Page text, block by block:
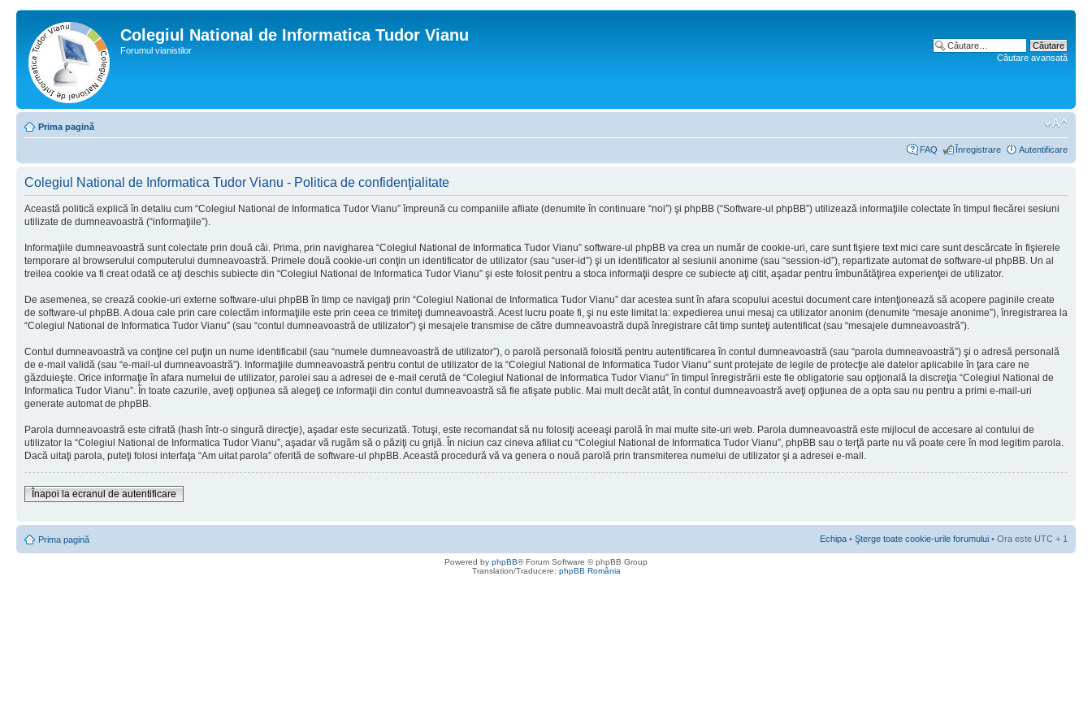
Colegiul National de Informatica Tudor Vianu
Forumul vianistilor
Căutare avansată
Prima pagină
FAQ Înregistrare Autentificare
Colegiul National de Informatica Tudor Vianu - Politica de confidenţialitate
Această politică explică în detaliu cum “Colegiul National de Informatica Tudor Vianu” împreună cu companiile afliate (denumite în continuare “noi”) şi phpBB (“Software-ul phpBB”) utilizează informaţiile colectate în timpul fiecărei sesiuni
utilizate de dumneavoastră (“informaţiile”).
Informaţiile dumneavoastră sunt colectate prin două căi. Prima, prin navigharea “Colegiul National de Informatica Tudor Vianu” software-ul phpBB va crea un număr de cookie-uri, care sunt fişiere text mici care sunt descărcate în fişierele
temporare al browserului computerului dumneavoastră. Primele două cookie-uri conţin un identificator de utilizator (sau “user-id”) şi un identificator al sesiunii anonime (sau “session-id”), repartizate automat de software-ul phpBB. Un al
treilea cookie va fi creat odată ce aţi deschis subiecte din “Colegiul National de Informatica Tudor Vianu” şi este folosit pentru a stoca informaţii despre ce subiecte aţi citit, aşadar pentru îmbunătăţirea experienţei de utilizator.
De asemenea, se crează cookie-uri externe software-ului phpBB în timp ce navigaţi prin “Colegiul National de Informatica Tudor Vianu” dar acestea sunt în afara scopului acestui document care intenţionează să acopere paginile create
de software-ul phpBB. A doua cale prin care colectăm informaţiile este prin ceea ce trimiteţi dumneavoastră. Acest lucru poate fi, şi nu este limitat la: expedierea unui mesaj ca utilizator anonim (denumite “mesaje anonime”), înregistrarea la
“Colegiul National de Informatica Tudor Vianu” (sau “contul dumneavoastră de utilizator”) şi mesajele transmise de către dumneavoastră după înregistrare cât timp sunteţi autentificat (sau “mesajele dumneavoastră”).
Contul dumneavoastră va conţine cel puţin un nume identificabil (sau “numele dumneavoastră de utilizator”), o parolă personală folosită pentru autentificarea în contul dumneavoastră (sau “parola dumneavoastră”) şi o adresă personală
de e-mail validă (sau “e-mail-ul dumneavoastră”). Informaţiile dumneavoastră pentru contul de utilizator de la “Colegiul National de Informatica Tudor Vianu” sunt protejate de legile de protecţie ale datelor aplicabile în ţara care ne
găzduieşte. Orice informaţie în afara numelui de utilizator, parolei sau a adresei de e-mail cerută de “Colegiul National de Informatica Tudor Vianu” în timpul înregistrării este fie obligatorie sau opţională la discreţia “Colegiul National de
Informatica Tudor Vianu”. În toate cazurile, aveţi opţiunea să alegeţi ce informaţii din contul dumneavoastră să fie afişate public. Mai mult decât atât, în contul dumneavoastră aveţi opţiunea de a opta sau nu pentru a primi e-mail-uri
generate automat de phpBB.
Parola dumneavoastră este cifrată (hash într-o singură direcţie), aşadar este securizată. Totuşi, este recomandat să nu folosiţi aceeaşi parolă în mai multe site-uri web. Parola dumneavoastră este mijlocul de accesare al contului de
utilizator la “Colegiul National de Informatica Tudor Vianu”, aşadar vă rugăm să o păziţi cu grijă. În niciun caz cineva afiliat cu “Colegiul National de Informatica Tudor Vianu”, phpBB sau o terţă parte nu vă poate cere în mod legitim parola.
Dacă uitaţi parola, puteţi folosi interfaţa “Am uitat parola” oferită de software-ul phpBB. Această procedură vă va genera o nouă parolă prin transmiterea numelui de utilizator şi a adresei e-mail.
Înapoi la ecranul de autentificare
Prima pagină Echipa • Şterge toate cookie-urile forumului • Ora este UTC + 1
Powered by phpBB® Forum Software © phpBB Group
Translation/Traducere: phpBB România